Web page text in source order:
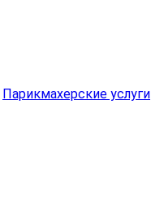
Парикмахерские услуги